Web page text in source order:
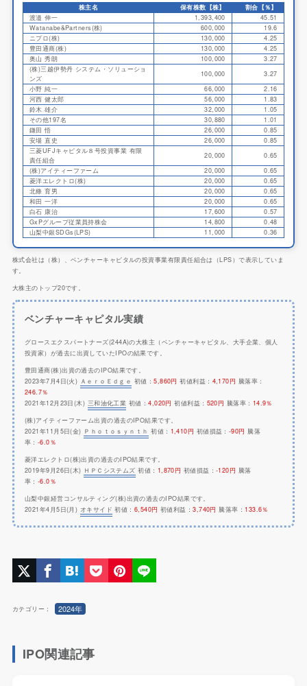
株主名 保有株数【株】
割合【％】
渡邉 伸一
1,393,400
45.51
Watanabe&Partners(株)
600,000
19.6
ニプロ(株)
130,000
4.25
豊田通商(株)
130,000
4.25
奥山 秀朗
100,000
3.27
(株)三越伊勢丹 システム・ソリューショ
ンズ
100,000
3.27
小野 純一
66,000
2.16
河西 健太郎
56,000
1.83
鈴木 雄介
32,000
1.05
その他197名
30,880
1.01
鎌田 悟
26,000
0.85
安場 直史
26,000
0.85
三菱UFJキャピタル８号投資事業 有限
責任組合
20,000
0.65
(株)アイティーファーム
20,000
0.65
菱洋エレクトロ(株)
20,000
0.65
北條 育男
20,000
0.65
和田 一洋
20,000
0.65
白石 康治
17,600
0.57
GxPグループ従業員持株会
14,800
0.48
山梨中銀SDGs(LPS)
11,000 0.36
株式会社は（株）、ベンチャーキャピタルの投資事業有限責任組合は（LPS）で表示していま
す。
大株主のトップ20です。
ベンチャーキャピタル実績
グロースエクスパートナーズ(244A)の大株主（ベンチャーキャピタル、大手企業、個人
投資家）が過去に出資していたIPOの結果です。
豊田通商(株)出資の過去のIPO結果です。
2023年7月4日(火) ＡｅｒｏＥｄｇｅ 初値：5,860円 初値利益： 4,170円 騰落率：
246.7％
2021年12月23日(木) 三和油化工業 初値：4,020円 初値利益： 520円 騰落率： 14.9％
(株)アイティーファーム出資の過去のIPO結果です。
2021年11月5日(金) Ｐｈｏｔｏｓｙｎｔｈ 初値： 1,410円 初値損益： -90円 騰落
率： -6.0％
菱洋エレクトロ(株)出資の過去のIPO結果です。
2019年9月26日(木) ＨＰＣシステムズ 初値： 1,870円 初値損益：-120円 騰落
率： -6.0％
山梨中銀経営コンサルティング(株)出資の過去のIPO結果です。
2021年4月5日(月) オキサイド 初値： 6,540円 初値利益：3,740円 騰落率： 133.6％
カテゴリー： 2024年
IPO関連記事